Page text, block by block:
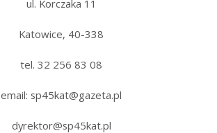
ul. Korczaka 11
Katowice, 40-338
tel. 32 256 83 08‬
email: sp45kat@gazeta.pl
dyrektor@sp45kat.pl